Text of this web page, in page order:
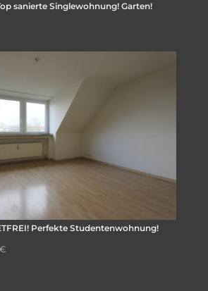
sanierte Singlewohnung! Garten!
Perfekte Studentenwohnung!